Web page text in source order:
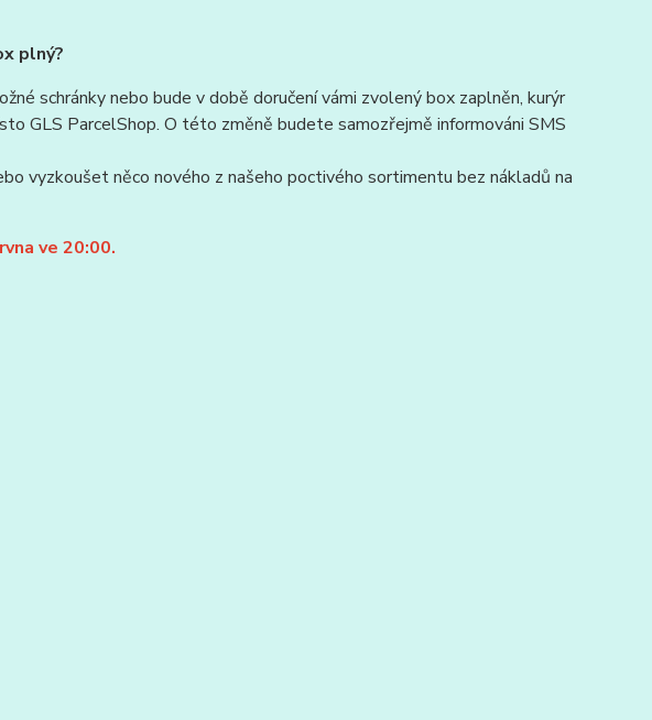
plný?
schránky nebo bude v době doručení vámi zvolený box zaplněn, kurýr
GLS ParcelShop. O této změně budete samozřejmě informováni SMS
vyzkoušet něco nového z našeho poctivého sortimentu bez nákladů na
ve 20:00.